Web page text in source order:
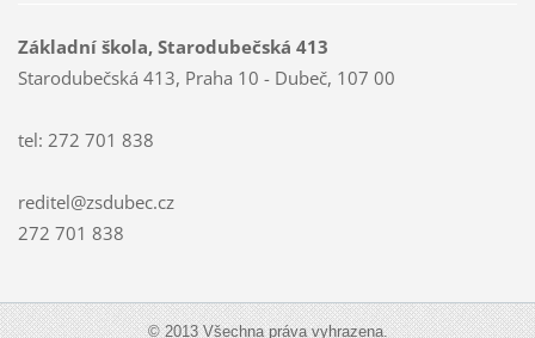
Základní škola, Starodubečská 413
Starodubečská 413, Praha 10 - Dubeč, 107 00
tel: 272 701 838
reditel@zsdubec.cz
272 701 838
© 2013 Všechna práva vyhrazena.